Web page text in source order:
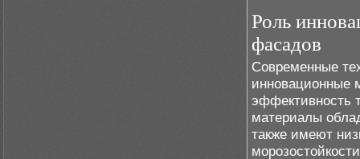
Роль
фасадов
Современные
инновационные
эффективность
материалы
также имеют